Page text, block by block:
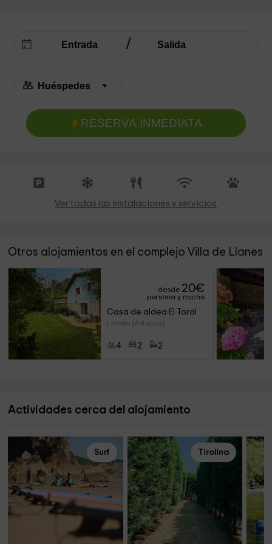
RESERVA INMEDIATA
Ver todas las instalaciones y servicios
Otros alojamientos en el complejo Villa de Llanes
desde 20€
persona y noche
Casa de aldea El Toral
Llanes (Asturias)
4 2 2
Actividades cerca del alojamiento
Surf Tirolina